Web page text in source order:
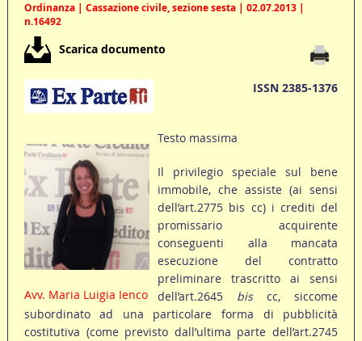
Ordinanza | Cassazione civile, sezione sesta | 02.07.2013 |
n.16492
Scarica documento
ISSN 2385-1376
Avv. Maria Luigia Ienco
Testo massima
Il privilegio speciale sul bene
immobile, che assiste (ai sensi
dell’art.2775 bis cc) i crediti del
promissario acquirente
conseguenti alla mancata
esecuzione del contratto
preliminare trascritto ai sensi
dell’art.2645 biscc, siccome
subordinato ad una particolare forma di pubblicità
costitutiva (come previsto dall’ultima parte dell’art.2745